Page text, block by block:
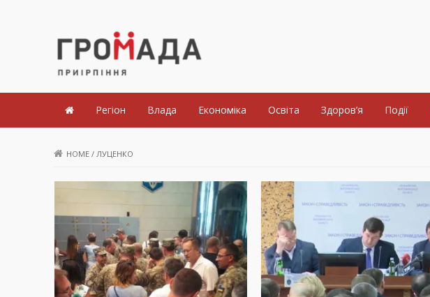
Громада Приірпіння
Регіон Влада Економіка Освіта Здоров’я Події
HOME / ЛУЦЕНКО